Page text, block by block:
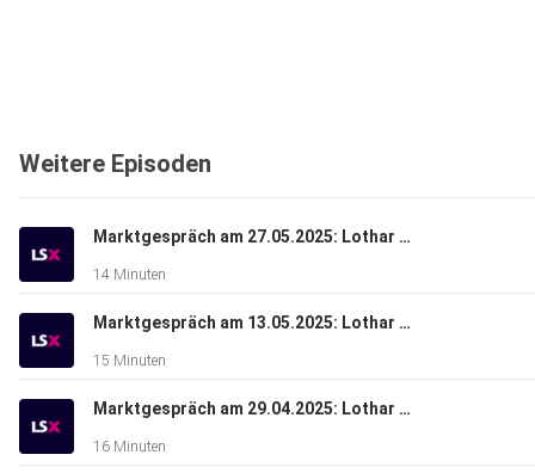
Weitere Episoden
Marktgespräch am 27.05.2025: Lothar Albert & Lars Erichsen
14 Minuten
Marktgespräch am 13.05.2025: Lothar Albert & René Berteit
15 Minuten
Marktgespräch am 29.04.2025: Lothar Albert & Bastian Galuschka
16 Minuten